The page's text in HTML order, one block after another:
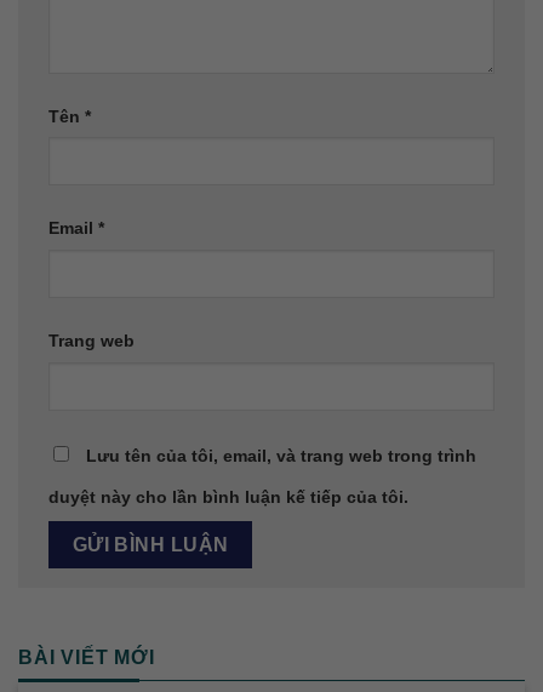
Tên *
Email *
Trang web
Lưu tên của tôi, email, và trang web trong trình
duyệt này cho lần bình luận kế tiếp của tôi.
BÀI VIẾT MỚI